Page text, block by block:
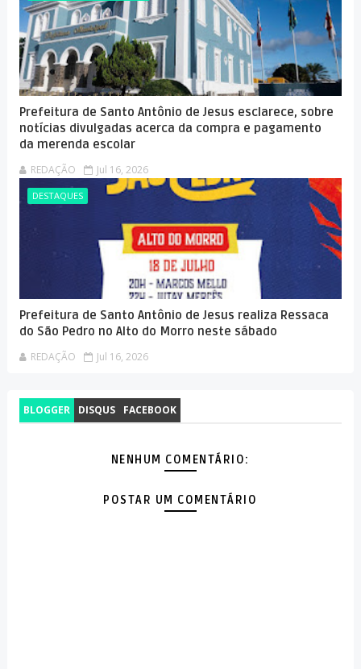
Prefeitura de Santo Antônio de Jesus esclarece, sobre
notícias divulgadas acerca da compra e pagamento
da merenda escolar
REDAÇÃO Jul 16, 2026
DESTAQUES
Prefeitura de Santo Antônio de Jesus realiza Ressaca
do São Pedro no Alto do Morro neste sábado
REDAÇÃO Jul 16, 2026
BLOGGER DISQUS FACEBOOK
NENHUM COMENTÁRIO:
POSTAR UM COMENTÁRIO